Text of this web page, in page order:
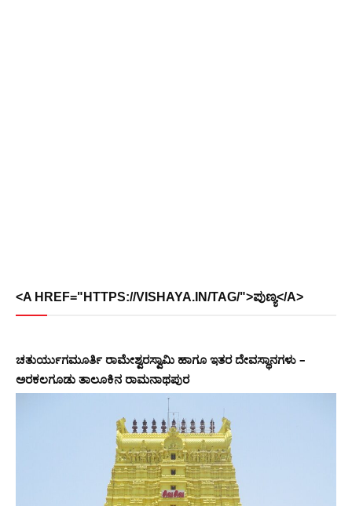
<A HREF="HTTPS://VISHAYA.IN/TAG/">ಪುಣ್ಯ</A>
ಚತುರ್ಯುಗಮೂರ್ತಿ ರಾಮೇಶ್ವರಸ್ವಾಮಿ ಹಾಗೂ ಇತರ ದೇವಸ್ಥಾನಗಳು –
ಅರಕಲಗೂಡು ತಾಲೂಕಿನ ರಾಮನಾಥಪುರ